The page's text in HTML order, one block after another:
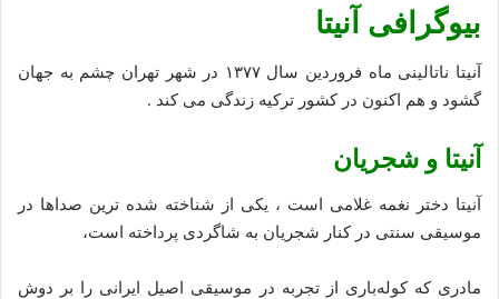
بیوگرافی آنیتا
آنیتا ناتالینی ماه فروردین سال ۱۳۷۷ در شهر تهران چشم به جهان
گشود و هم اکنون در کشور ترکیه زندگی می کند .
آنیتا و شجریان
آنیتا دختر نغمه غلامی است ، یکی از شناخته شده ترین صداها در
موسیقی سنتی در کنار شجریان به شاگردی پرداخته است،
مادری که کوله‌باری از تجربه در موسیقی اصیل ایرانی را بر دوش